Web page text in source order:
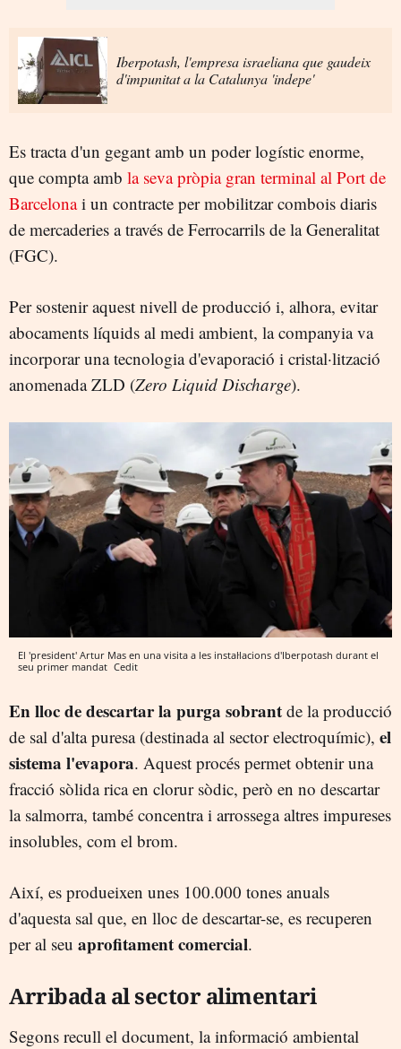
Iberpotash, l'empresa israeliana que gaudeix
d'impunitat a la Catalunya 'indepe'
Es tracta d'un gegant amb un poder logístic enorme,
que compta amb la seva pròpia gran terminal al Port de
Barcelonai un contracte per mobilitzar combois diaris
de mercaderies a través de Ferrocarrils de la Generalitat
(FGC).
Per sostenir aquest nivell de producció i, alhora, evitar
abocaments líquids al medi ambient, la companyia va
incorporar una tecnologia d'evaporació i cristal·lització
anomenada ZLD (Zero Liquid Discharge).
El 'president' Artur Mas en una visita a les instal·lacions d'Iberpotash durant el
seu primer mandat Cedit
En lloc de descartar la purga sobrant de la producció
de sal d'alta puresa (destinada al sector electroquímic), el
sistema l'evapora. Aquest procés permet obtenir una
fracció sòlida rica en clorur sòdic, però en no descartar
la salmorra, també concentra i arrossega altres impureses
insolubles, com el brom.
Així, es produeixen unes 100.000 tones anuals
d'aquesta sal que, en lloc de descartar-se, es recuperen
per al seu aprofitament comercial.
Arribada al sector alimentari
Segons recull el document, la informació ambiental